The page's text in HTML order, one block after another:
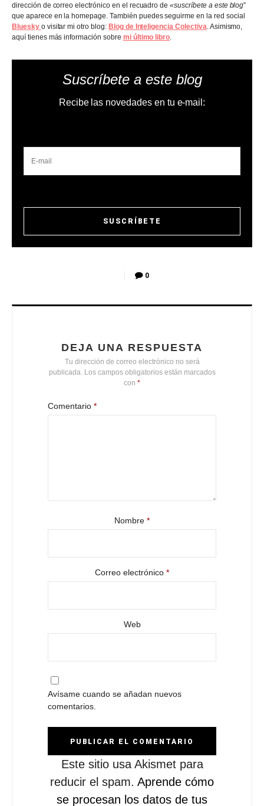
dirección de correo electrónico en el recuadro de«suscríbete a este blog”
que aparece en la homepage. También puedes seguirme en la red social
Bluesky o visitar mi otro blog: Blog de Inteligencia Colectiva. Asimismo,
aquí tienes más información sobre mi último libro.
Suscríbete a este blog
Recibe las novedades en tu e-mail:
0
DEJA UNA RESPUESTA
Tu dirección de correo electrónico no será
publicada. Los campos obligatorios están marcados
con *
Comentario *
Nombre *
Correo electrónico *
Web
Avísame cuando se añadan nuevos
comentarios.
Este sitio usa Akismet para
reducir el spam. Aprende cómo
se procesan los datos de tus